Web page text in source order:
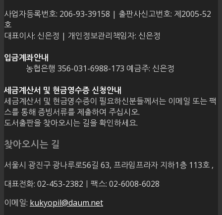
사업자등록번호: 206-93-39158 | 출판사신고번호: 제2005-52
호
대표이사: 신은정 | 개인정보관리책임자: 신은정
입금계좌안내
농협은행 356-031-6988-173 예금주: 신은정
세금계산서 및 현금영수증 신청안내
세금계산서 및 현금영수증이 필요하신분들께서는 이메일 또는 팩
스를 통해 증빙서류를 제출하여 주십시오.
도서출판을 찾아오시는 길을 확인하세요.
찾아오시는 길
서울시 광진구 광나루로56길 63, 프라임프라자 지하1층 113호 ,
대표전화: 02-453-2382ㅣ팩스: 02-6008-6028
이메일: kukyopil@daum.net